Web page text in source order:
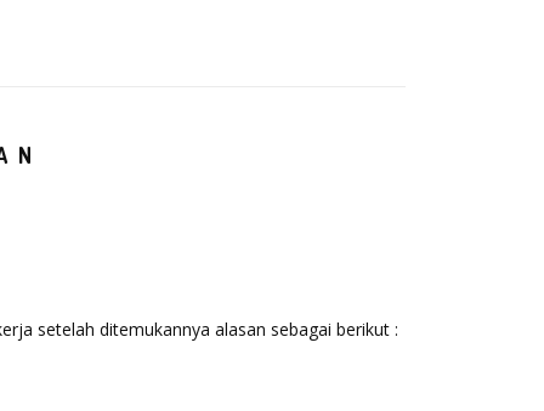
setelah ditemukannya alasan sebagai berikut :